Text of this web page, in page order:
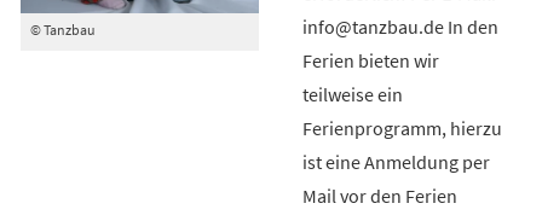
© Tanzbau
info@tanzbau.de In den
Ferien bieten wir
teilweise ein
Ferienprogramm, hierzu
ist eine Anmeldung per
Mail vor den Ferien